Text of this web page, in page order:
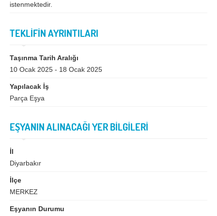
Bolu Burdur
Denizli
Düzce
Hatay
Isparta
istenmektedir.
TEKLİFİN AYRINTILARI
Taşınma Tarih Aralığı
10 Ocak 2025 - 18 Ocak 2025
Yapılacak İş
Parça Eşya
EŞYANIN ALINACAĞI YER BİLGİLERİ
İl
Diyarbakır
İlçe
MERKEZ
Eşyanın Durumu